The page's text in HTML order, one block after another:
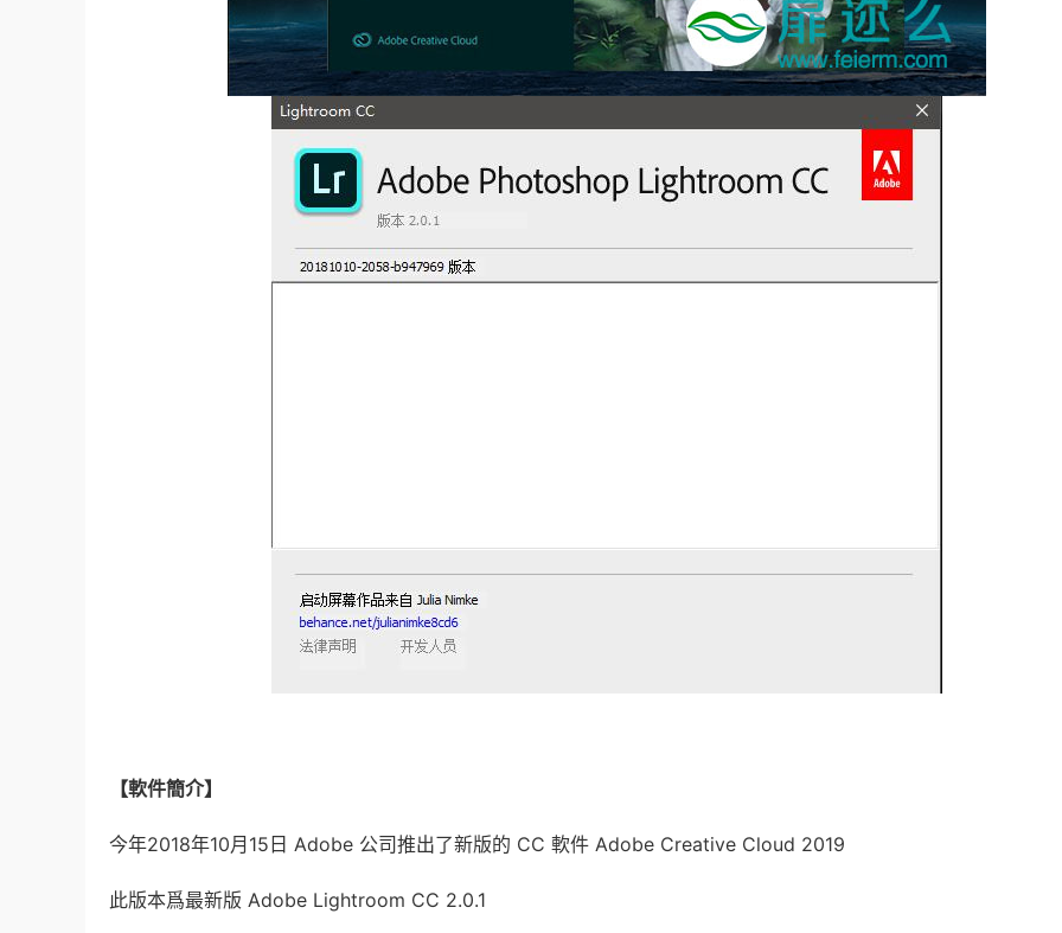
【軟件簡介】
今年2018年10月15日 Adobe 公司推出了新版的 CC 軟件 Adobe Creative Cloud 2019
此版本爲最新版 Adobe Lightroom CC 2.0.1